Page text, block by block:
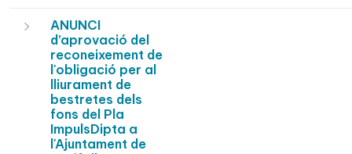
ANUNCI
d’aprovació del
reconeixement de
l'obligació per al
lliurament de
bestretes dels
fons del Pla
ImpulsDipta a
l'Ajuntament de